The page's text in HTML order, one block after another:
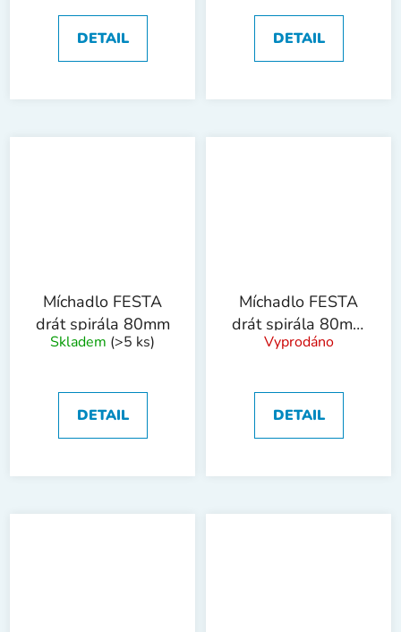
DETAIL DETAIL
Míchadlo FESTA
drát spirála 80mm
Skladem (>5 ks)
DETAIL
Míchadlo FESTA
drát spirála 80mm
SDS+
Vyprodáno
DETAIL